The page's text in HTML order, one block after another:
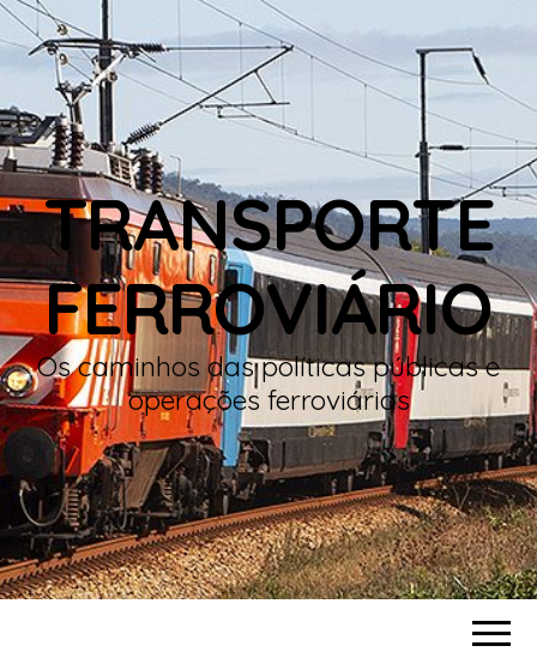
TRANSPORTE
FERROVIÁRIO
Os caminhos das políticas públicas e
operações ferroviárias